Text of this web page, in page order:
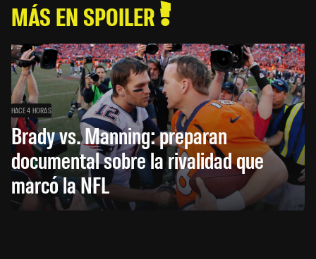
MÁS EN SPOILER
HACE 4 HORAS
Brady vs. Manning: preparan
documental sobre la rivalidad que
marcó la NFL